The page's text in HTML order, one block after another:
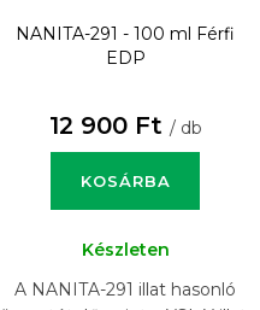
NANITA-291 - 100 ml
Férfi
EDP
12 900 Ft / db
KOSÁRBA
Készleten
A NANITA-291 illat hasonló